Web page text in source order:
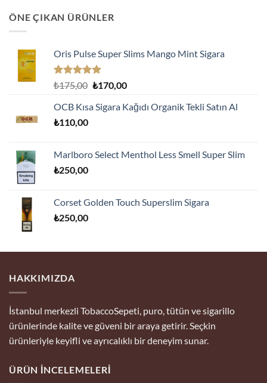
ÖNE ÇIKAN ÜRÜNLER
Oris Pulse Super Slims Mango Mint Sigara
5 üzerinden
oy
aldı
₺175,00 Orijinal
₺175,00.
₺170,00Şu
fiyat:
OCB Kısa Sigara Kağıdı Organik Tekli Satın Al
₺110,00
Marlboro Select Menthol Less Smell Super Slim
₺250,00
Corset Golden Touch Superslim Sigara
₺250,00
HAKKIMIZDA
İstanbul merkezli TobaccoSepeti, puro, tütün ve sigarillo
ürünlerinde kalite ve güveni bir araya getirir. Seçkin
ürünleriyle keyifli ve ayrıcalıklı bir deneyim sunar.
ÜRÜN İNCELEMELERI